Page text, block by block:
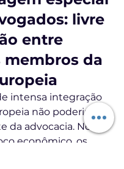
livre
entre
membros da
intensa integração
não poderia
da advocacia. Nos
econômico, os